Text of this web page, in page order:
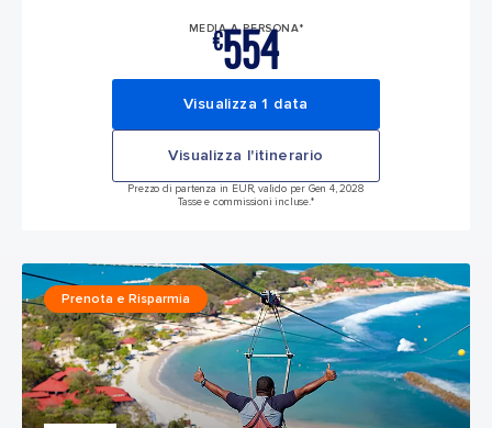
MEDIA A PERSONA*
€554
Visualizza 1 data
Visualizza l'itinerario
Prezzo di partenza in EUR, valido per Gen 4, 2028
Tasse e commissioni incluse.*
Prenota e Risparmia